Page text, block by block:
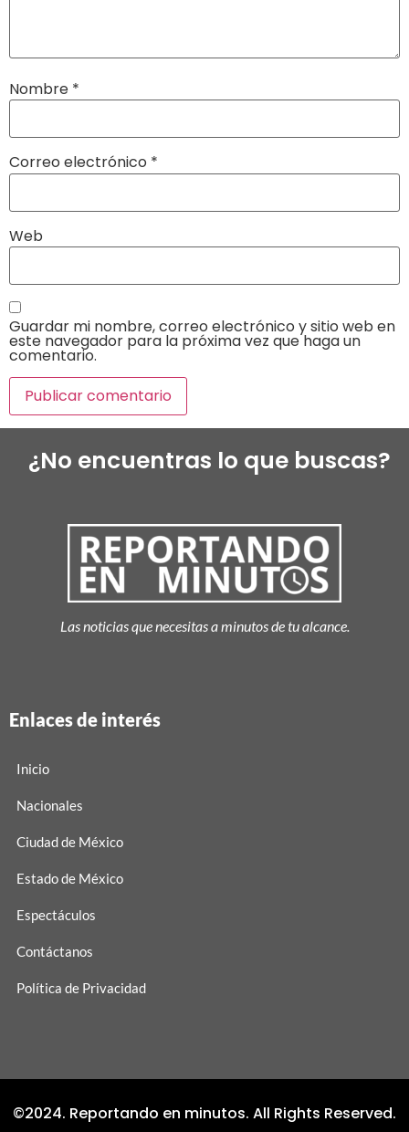
Nombre *
Correo electrónico *
Web
Guardar mi nombre, correo electrónico y sitio web en
este navegador para la próxima vez que haga un
comentario.
¿No encuentras lo que buscas?
Las noticias que necesitas a minutos de tu alcance.
Enlaces de interés
Inicio
Nacionales
Ciudad de México
Estado de México
Espectáculos
Contáctanos
Política de Privacidad
©2024. Reportando en minutos. All Rights Reserved.